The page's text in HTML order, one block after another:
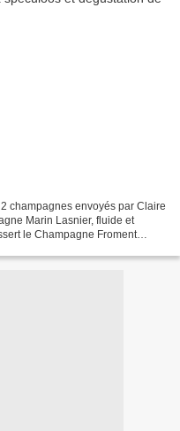
champagnes envoyés par Claire
Marin Lasnier, fluide et
le Champagne Froment